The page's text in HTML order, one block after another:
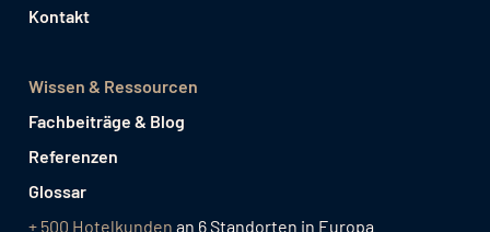
Kontakt
Wissen & Ressourcen
Fachbeiträge & Blog
Referenzen
Glossar
+ 500 Hotelkunden an 6 Standorten in Europa